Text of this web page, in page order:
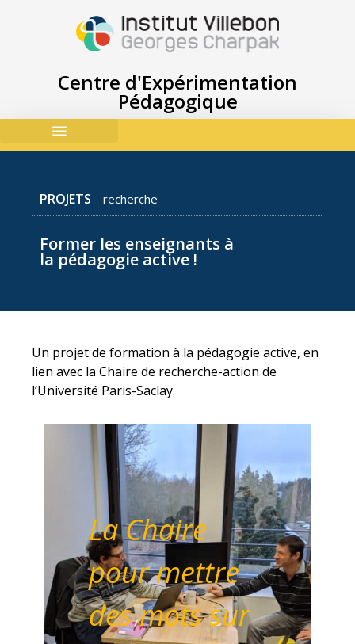
Centre d'Expérimentation
Pédagogique
PROJETS recherche
Former les enseignants à
la pédagogie active !
Un projet de formation à la pédagogie active, en
lien avec la Chaire de recherche-action de
l’Université Paris-Saclay.
La Chaire
pour mettre
des mots sur